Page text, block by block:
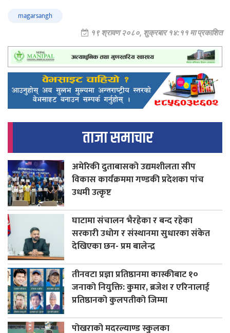
magarsangh
१९ श्रावण २०८०, शुक्रबार १४:११ मा प्रकाशित
ताजा समाचार
अमेरिकी दुताबासको उद्यमशीलता सीप
विकास कार्यक्रममा गण्डकी प्रदेशका पांच
उधमी उत्कृष्ट
घाटामा संचालन भैरहेका र बन्द रहेका
सरकारी उधोग र संस्थानमा सुधारका संकेत
देखिएका छन- प्रम बालेन्द्र
तीनवटा प्रज्ञा प्रतिष्ठानमा कास्कीबाट १०
जनाको नियुक्ति: कुमार, ब्रजेश र एरिनालाई
प्रतिष्ठानको कुलपतीको जिम्मा
पोखराको मदरल्याण्ड स्कुलका